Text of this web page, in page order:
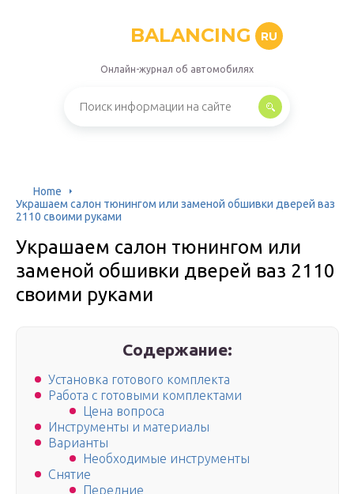
BALANCING RU
Онлайн-журнал об автомобилях
Home
Украшаем салон тюнингом или заменой обшивки дверей ваз
2110 своими руками
Украшаем салон тюнингом или
заменой обшивки дверей ваз 2110
своими руками
Содержание:
Установка готового комплекта
Работа с готовыми комплектами
Цена вопроса
Инструменты и материалы
Варианты
Необходимые инструменты
Снятие
Передние